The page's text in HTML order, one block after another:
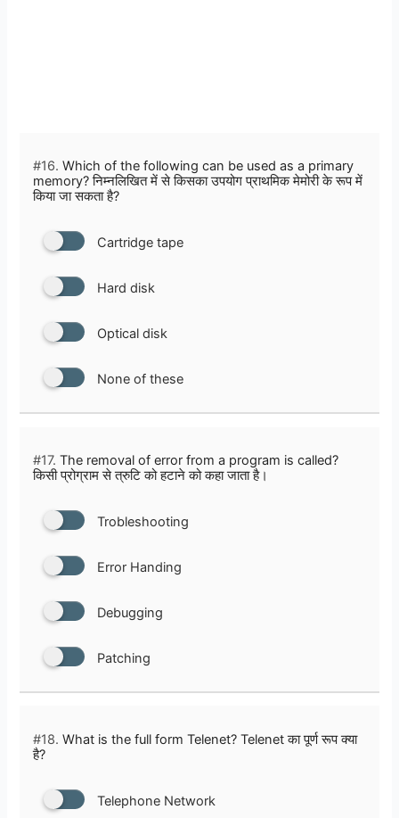
#16. Which of the following can be used as a primary
memory? निम्नलिखित में से किसका उपयोग प्राथमिक मेमोरी के रूप में
किया जा सकता है?
Cartridge tape
Hard disk
Optical disk
None of these
#17. The removal of error from a program is called?
किसी प्रोग्राम से त्रुटि को हटाने को कहा जाता है।
Trobleshooting
Error Handing
Debugging
Patching
#18. What is the full form Telenet? Telenet का पूर्ण रूप क्या
है?
Telephone Network